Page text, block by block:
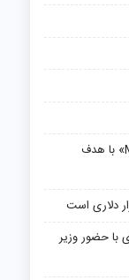
راه‌اندازی استارت‌آپ جنجالی «Mechanize» با هدف
با حضور وزیر